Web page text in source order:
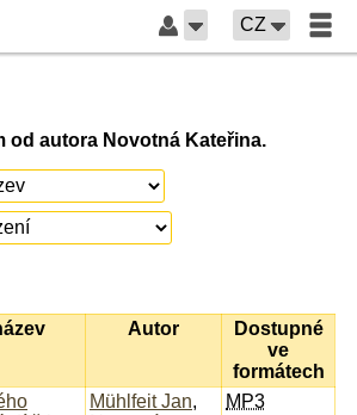
CZ
od autora Novotná Kateřina.
Autor
Dostupné
ve
formátech
Mühlfeit Jan,
MP3